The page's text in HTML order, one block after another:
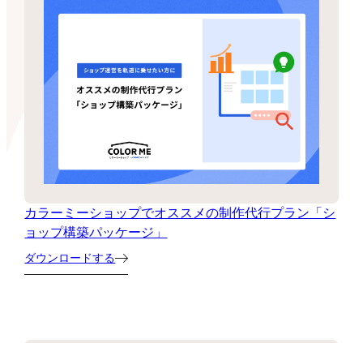
カラーミーショップでオススメの制作代行プラン「シ
ョップ構築パッケージ」
ダウンロードする